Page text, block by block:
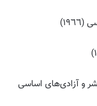
و آزادی‌های اساسی